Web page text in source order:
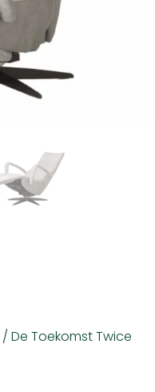
/ De Toekomst Twice